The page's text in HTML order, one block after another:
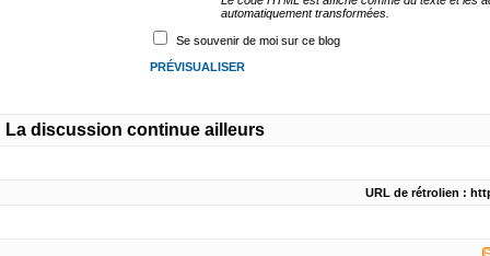
automatiquement transformées.
Se souvenir de moi sur ce blog
La discussion continue ailleurs
URL de rétrolien :